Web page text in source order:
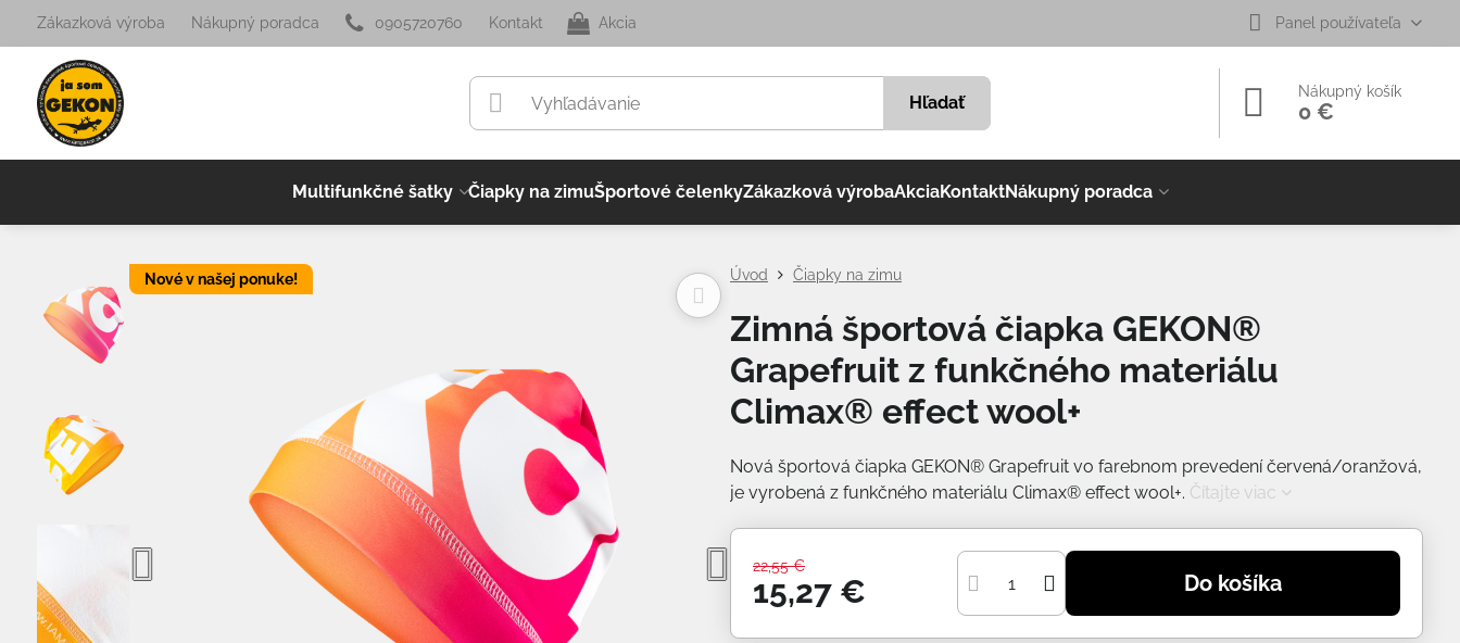
Zákazková výroba Nákupný poradca 0905720760 Kontakt Akcia Panel používateľa
Hľadať
Nákupný košík
0 €
Multifunkčné šatky Čiapky na zimuŠportové čelenkyZákazková výrobaAkciaKontaktNákupný poradca
Nové v našej ponuke! Úvod Čiapky na zimu
Zimná športová čiapka GEKON®
Grapefruit z funkčného materiálu
Climax® effect wool+
Nová športová čiapka GEKON® Grapefruit vo farebnom prevedení červená/oranžová,
je vyrobená z funkčného materiálu Climax® effect wool+. Čítajte viac
22,55 €
15,27 € Do košíka